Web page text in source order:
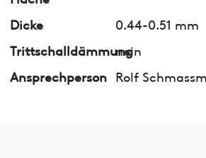
Dicke
0.44-0.51 mm
Trittschalldämmung
nein
Ansprechperson Rolf